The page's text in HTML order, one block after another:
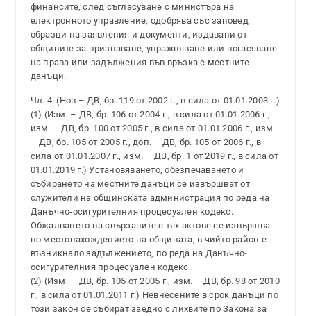
финансите, след съгласуване с министъра на
електронното управление, одобрява със заповед
образци на заявления и документи, издавани от
общините за признаване, упражняване или погасяване
на права или задължения във връзка с местните
данъци.
Чл. 4. (Нов – ДВ, бр. 119 от 2002 г., в сила от 01.01.2003 г.)
(1) (Изм. – ДВ, бр. 106 от 2004 г., в сила от 01.01.2006 г.,
изм. – ДВ, бр. 100 от 2005 г., в сила от 01.01.2006 г., изм.
– ДВ, бр. 105 от 2005 г., доп. – ДВ, бр. 105 от 2006 г., в
сила от 01.01.2007 г., изм. – ДВ, бр. 1 от 2019 г., в сила от
01.01.2019 г.) Установяването, обезпечаването и
събирането на местните данъци се извършват от
служители на общинската администрация по реда на
Данъчно-осигурителния процесуален кодекс.
Обжалването на свързаните с тях актове се извършва
по местонахождението на общината, в чийто район е
възникнало задължението, по реда на Данъчно-
осигурителния процесуален кодекс.
(2) (Изм. – ДВ, бр. 105 от 2005 г., изм. – ДВ, бр. 98 от 2010
г., в сила от 01.01.2011 г.) Невнесените в срок данъци по
този закон се събират заедно с лихвите по Закона за